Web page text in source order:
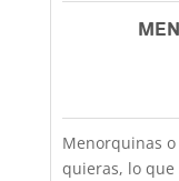
Menorquinas
quieras, lo que